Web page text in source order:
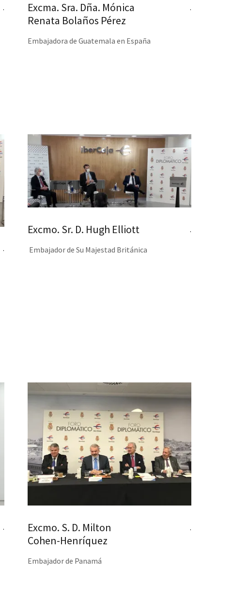
.
Excma. Sra. Dña. Mónica
Renata Bolaños Pérez
.
Embajadora de Guatemala en España
.
Excmo. Sr. D. Hugh Elliott .
Embajador de Su Majestad Británica
.
Excmo. S. D. Milton
Cohen-Henríquez
.
Embajador de Panamá